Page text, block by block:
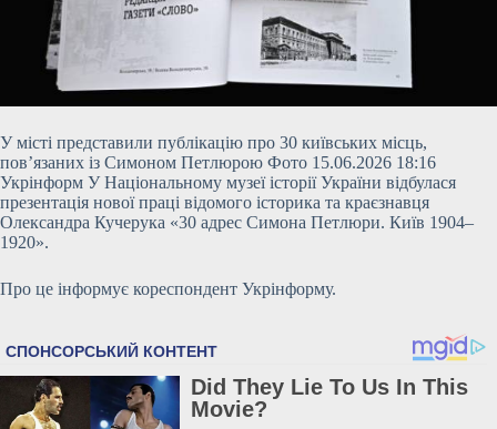
У місті представили публікацію про 30 київських місць,
пов’язаних із Симоном Петлюрою Фото 15.06.2026 18:16
Укрінформ У Національному музеї історії України відбулася
презентація нової праці відомого історика та краєзнавця
Олександра Кучерука «30 адрес Симона Петлюри. Київ 1904–
1920».
Про це інформує кореспондент Укрінформу.